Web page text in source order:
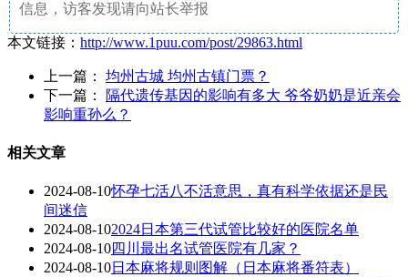
信息，访客发现请向站长举报
本文链接： http://www.1puu.com/post/29863.html
上一篇： 均州古城 均州古镇门票？
下一篇：
隔代遗传基因的影响有多大 爷爷奶奶是近亲会
影响重孙么？
相关文章
2024-08-10怀孕七活八不活意思，真有科学依据还是民
间迷信
2024-08-102024日本第三代试管比较好的医院名单
2024-08-10四川最出名试管医院有几家？
2024-08-10日本麻将规则图解（日本麻将番符表）